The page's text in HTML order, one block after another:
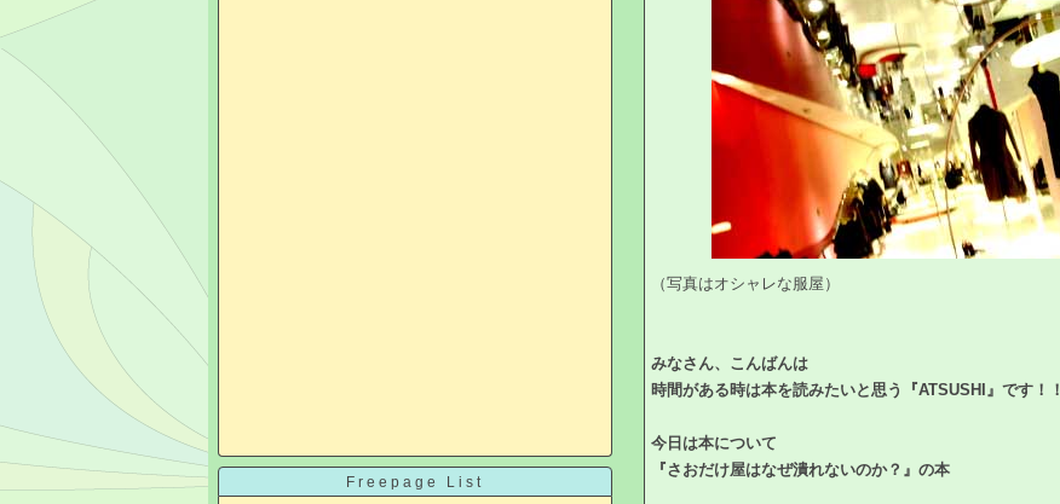
Freepage List
（写真はオシャレな服屋）
みなさん、こんばんは
時間がある時は本を読みたいと思う『ATSUSHI』です！！
今日は本について
『さおだけ屋はなぜ潰れないのか？』の本